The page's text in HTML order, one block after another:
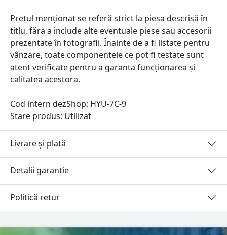
Prețul menționat se referă strict la piesa descrisă în
titlu, fără a include alte eventuale piese sau accesorii
prezentate în fotografii. Înainte de a fi listate pentru
vânzare, toate componentele ce pot fi testate sunt
atent verificate pentru a garanta funcționarea și
calitatea acestora.
Cod intern dezShop: HYU-7C-9
Stare produs: Utilizat
Livrare și plată
Detalii garanție
Politică retur